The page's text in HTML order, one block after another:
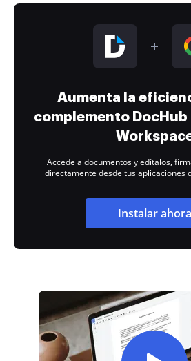
Aumenta la
complemento DocHub
Accede a documentos y edítalos,
directamente desde tus aplicaciones
Instalar ahora